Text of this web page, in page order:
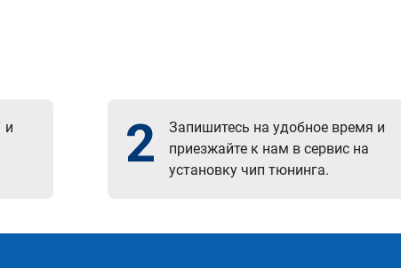
и
2
Запишитесь на удобное время и
приезжайте к нам в сервис на
установку чип тюнинга.